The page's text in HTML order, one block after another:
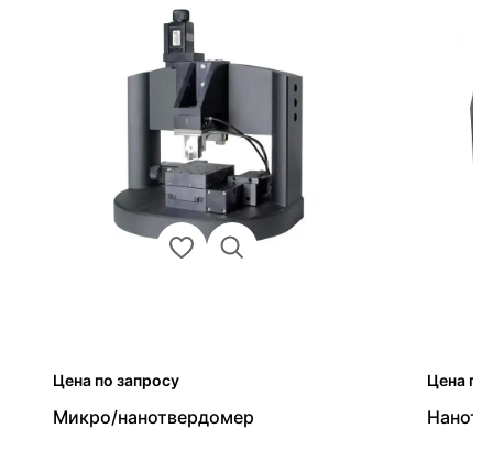
Цена по запросу
Микро/нанотвердомер
Цена по